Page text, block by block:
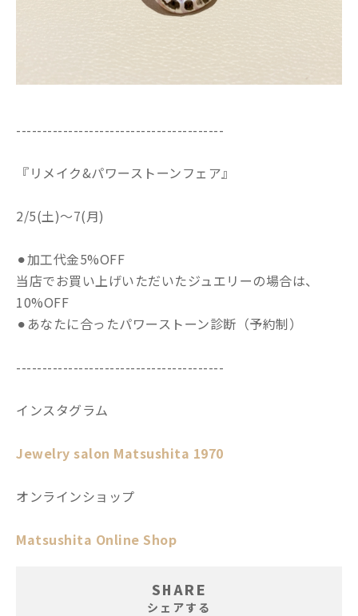
----------------------------------------
『リメイク&パワーストーンフェア』
2/5(土)〜7(月)
⚫︎加工代金5%OFF
当店でお買い上げいただいたジュエリーの場合は、
10%OFF
⚫︎あなたに合ったパワーストーン診断（予約制）
----------------------------------------
インスタグラム
Jewelry salon Matsushita 1970
オンラインショップ
Matsushita Online Shop
SHARE
シェアする